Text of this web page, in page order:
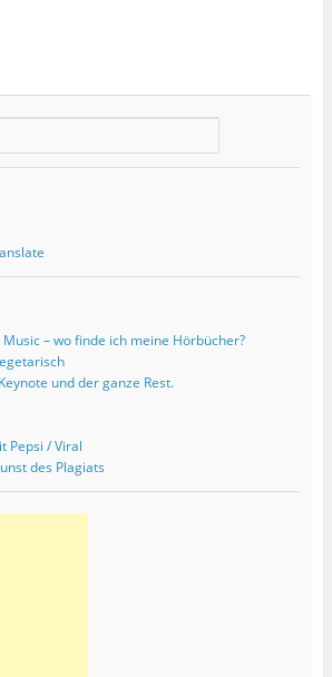
– wo finde ich meine Hörbücher?
und der ganze Rest.
Pepsi / Viral
des Plagiats